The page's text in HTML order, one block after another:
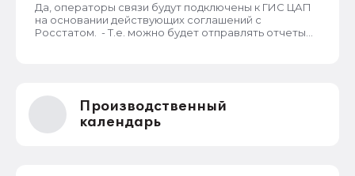
Да, операторы связи будут подключены к ГИС ЦАП
на основании действующих соглашений с
Росстатом. - Т.е. можно будет отправлять отчеты
Производственный
календарь